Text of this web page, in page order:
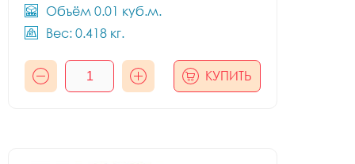
Объём 0.01 куб.м.
Вес: 0.418 кг.
КУПИТЬ